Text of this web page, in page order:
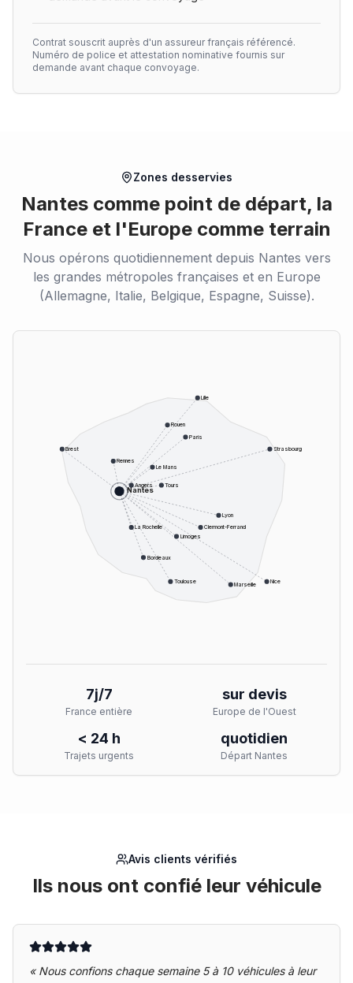
Contrat souscrit auprès d'un assureur français référencé.
Numéro de police et attestation nominative fournis sur
demande avant chaque convoyage.
Zones desservies
Nantes comme point de départ, la
France et l'Europe comme terrain
Nous opérons quotidiennement depuis Nantes vers
les grandes métropoles françaises et en Europe
(Allemagne, Italie, Belgique, Espagne, Suisse).
Nantes
Paris
Lyon
Marseille
Toulouse
Bordeaux
Nice
Strasbourg
Lille
Rennes
Angers
Le Mans
Tours
Limoges
Clermont-Ferrand
Rouen
Brest
La Rochelle
7j/7
France entière
sur devis
Europe de l'Ouest
< 24 h
Trajets urgents
quotidien
Départ Nantes
Avis clients vérifiés
Ils nous ont confié leur véhicule
« Nous confions chaque semaine 5 à 10 véhicules à leur